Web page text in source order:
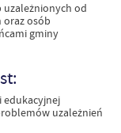
uzależnionych od
osób
gminy
edukacyjnej
uzależnień